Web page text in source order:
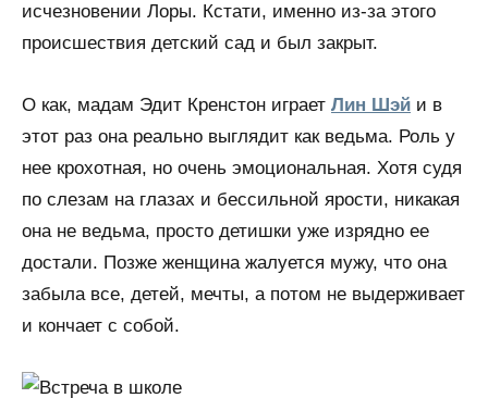
исчезновении Лоры. Кстати, именно из-за этого
происшествия детский сад и был закрыт.
О как, мадам Эдит Кренстон играет Лин Шэй и в
этот раз она реально выглядит как ведьма. Роль у
нее крохотная, но очень эмоциональная. Хотя судя
по слезам на глазах и бессильной ярости, никакая
она не ведьма, просто детишки уже изрядно ее
достали. Позже женщина жалуется мужу, что она
забыла все, детей, мечты, а потом не выдерживает
и кончает с собой.